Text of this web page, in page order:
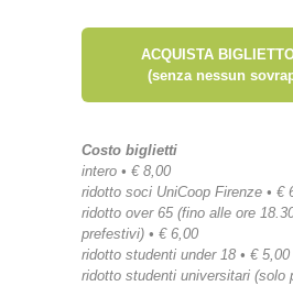
ACQUISTA
(senza nessun
Costo biglietti
intero • € 8,00
ridotto soci UniCoop Firenze • €
ridotto over 65 (fino alle ore
prefestivi) • € 6,00
ridotto studenti under 18 • € 5,00
ridotto studenti universitari (solo